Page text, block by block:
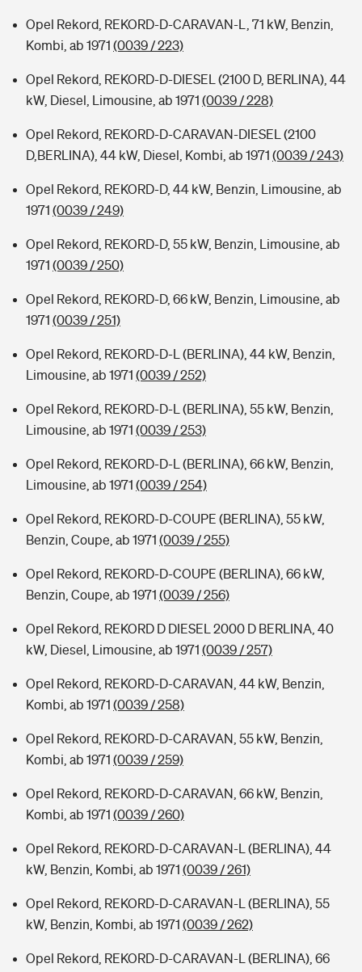
Opel Rekord, REKORD-D-CARAVAN-L, 71 kW, Benzin,
Kombi, ab 1971 (0039 / 223)
Opel Rekord, REKORD-D-DIESEL (2100 D, BERLINA), 44
kW, Diesel, Limousine, ab 1971 (0039 / 228)
Opel Rekord, REKORD-D-CARAVAN-DIESEL (2100
D,BERLINA), 44 kW, Diesel, Kombi, ab 1971 (0039 / 243)
Opel Rekord, REKORD-D, 44 kW, Benzin, Limousine, ab
1971 (0039 / 249)
Opel Rekord, REKORD-D, 55 kW, Benzin, Limousine, ab
1971 (0039 / 250)
Opel Rekord, REKORD-D, 66 kW, Benzin, Limousine, ab
1971 (0039 / 251)
Opel Rekord, REKORD-D-L (BERLINA), 44 kW, Benzin,
Limousine, ab 1971 (0039 / 252)
Opel Rekord, REKORD-D-L (BERLINA), 55 kW, Benzin,
Limousine, ab 1971 (0039 / 253)
Opel Rekord, REKORD-D-L (BERLINA), 66 kW, Benzin,
Limousine, ab 1971 (0039 / 254)
Opel Rekord, REKORD-D-COUPE (BERLINA), 55 kW,
Benzin, Coupe, ab 1971 (0039 / 255)
Opel Rekord, REKORD-D-COUPE (BERLINA), 66 kW,
Benzin, Coupe, ab 1971 (0039 / 256)
Opel Rekord, REKORD D DIESEL 2000 D BERLINA, 40
kW, Diesel, Limousine, ab 1971 (0039 / 257)
Opel Rekord, REKORD-D-CARAVAN, 44 kW, Benzin,
Kombi, ab 1971 (0039 / 258)
Opel Rekord, REKORD-D-CARAVAN, 55 kW, Benzin,
Kombi, ab 1971 (0039 / 259)
Opel Rekord, REKORD-D-CARAVAN, 66 kW, Benzin,
Kombi, ab 1971 (0039 / 260)
Opel Rekord, REKORD-D-CARAVAN-L (BERLINA), 44
kW, Benzin, Kombi, ab 1971 (0039 / 261)
Opel Rekord, REKORD-D-CARAVAN-L (BERLINA), 55
kW, Benzin, Kombi, ab 1971 (0039 / 262)
Opel Rekord, REKORD-D-CARAVAN-L (BERLINA), 66